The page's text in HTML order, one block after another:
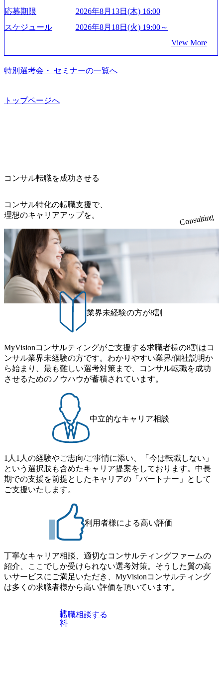
流工程、先端技術を学べる環境 【コンサルファーム経験
者】 ・専門領域に軸足を置きながら、他領域にもチャレン
ジできる環境 ・タイトルアップでのオファー ・現職ファー
ムより高いオファー年収 ・実力主義でプロモーションでき
る（ダブルスキップもあり） ・週に1度のアサインｍｔｇで
こまめに社員のキャリアについて検討してもらえる。結
果、なりたいキャリアを反映できるｐｊにアサインしても
るため、エンジニアの視点からも協業しクライアントへ価
keto_kajita/)） 多様なメンバー、多様なプロジェクトによる
も関わらず、外資系戦略コンサルティングファームや総合
系コンサルティングファームをはじめ、メーカー、ITベン
チャー、外資系金融機関など多彩な出自で構成されてお
り、常に刺激を受けながらプロジェクトワークが可能 総合
コンサルティングファームの名の通り、全方位のクライア
ントに対して様々なプロジェクトが存在しており、手を上
げれば常に新しいテーマのチャレンジ機会を提供している
（ワンプール制） そのため、全体の離職率10％以下、未経
験3年未満の離職率は0％と驚異の定着率を誇る 大手ファー
ムと同水準以上の報酬制度であり、ファーム経験者の場合
は、転職時報酬アップが基本 強く「個人」の成⾧を重視す
るカルチャーであり、昇進に枠もなく、今ならReadyになれ
ば上がれる環境となっている 安定した経営環境の下、コン
できる 豊富な経験を持つコンサル経験者の場合は、自らチ
ームを立ち上げることが可能 裁量をもった営業活動、デリ
バリー活動ができる(スタートアップとの協業、新規ソリュ
ーションの開発 など) シンプレクスの顧客基盤、エンジニ
できる 2026年8月21日(金) 19:30〜21:30 (19:20開場) 2026年8
月12日(水) 16:00 ※参加状況によっては抽選とさせていただ
く可能性がございます。 このたび、ファーム経験者の方を
対象にした懇親会形式の採用イベント「サロンイベント」
を開催いたします。 カジュアルな場で現場社員と直接交流
できる機会ですので、ぜひご参加ください。 当日はXspear
Consulting代表取締役の早田とMDやその他現場社員が複数
名参加する予定です！ ●費用 : 無料 虎ノ門ヒルズ付近 ※詳
細な場所については参加者の方へ個別でご連絡いたしま
す。 コンサルファームにてマネージャー以上の職務を担当
度など】 独身寮：富山事業所の近くに、白風寮と青風寮の2
つの寮があり、以下の入居基準を満たす方が入居可能で
す。 ＜入居基準＞ ・満33歳までの独身者 ・自宅から勤務地
までの通勤総時間が2時間を超えること 住宅手当： 本社の
なるため、入居基準を満たす女性には住宅手当を支給しま
による引っ越し費用は、会社が負担します。 2026年8月18日
※顔出しは不要です。ご質問頂く際のみ、顔出ししていた
業界の情報を集めたい 働くイメージを具体的に知りたい M
&A業界にご興味がある方、転職を少しでもお考えの方はも
ちろん、情報収集をしたい方でも歓迎です。お気軽にご参
加ください。 当日は、質疑応答のお時間もご用意しており
ます。 是非、説明会にてお話できることを楽しみにしてお
ります。 説明会後にアンケート回答をお願いいたします。
オンライン(Google meets)
成⻑を遂げている。 現在コンサルティングファームでは外
資も含めて売上高TOP10にランクインしている。 主力事業
はITコンサルティング。幅広い業界の大企業を中心に、IT
支援している。 他方、インキュベーション事業を手掛けて
いるのも同社の特徴であり、 自社で新規事業開発も手掛け
つつ、複数社への出資～ハンズオン支援も行っている。 (参
ングファームや、Slerなどから優秀層が多数ジョイン。 http
ている。 <u>ワンプール制</u>を取っており、業界の枠に縛
り、<u>営業活動に工数を割かれることなくデリバリーに注
力可能</u> 従業員満足度を非常に重視しており、意にそぐ
わないプロジェクトにアサインされてしまった場合、半強
制的に別のプロジェクトに異動することが可能。その結
果、<u>退職率も10%程度</u>(他社平均は2～30%程度) 残業
時間は<u>平均30時間程度。</u>バリューが出ていないから
残業代をつけさせないといったことはしない DE&Iにおいて
は女性活用や外国人/高齢者/障碍者などさまざまなバックグ
ラウンドを持つメンバーの働く環境を整えている SDGsの推
進にも積極的で、プロボノ支援等を行っている 部活動も活
発で、多くのクラブが立ち上がっており、さまざまな役
職・所属・組織を超えて社員間のネットワーク形成・交流
の場となっている <u>教育・研修プログラムが非常に充実</
番組があり、新卒紹介、会社の七不思議紹介等、規模が大
きくなっていく中で社員同士のつながりを広げる取り組み
もしている 今後の成長戦略として海外展開を見据えてい
る。足元のグローバル案件割合は10%程度だが、英語が得
ンスも大きい。 代表インタビュー https://note.com/dirbato/n/n0
a040c36b128 Forbes JAPAN BrandVoice Studio 「使命はテクノ
ロジーで企業の可能性を引き出すこと。日本に求められるI
Tコンサルタントという伴走者」 https://forbesjapan.com/article
s/detail/67452 Forbes JAPAN BrandVoice Studio 「コンサル業
界におけるIT人材価値再興。Dirbatoの最前線パートナーが
切り開くテクノロジーの変革」 https://forbesjapan.com/articles/
preview/68657?preview=TAI1oir8Coe5Df3zuZhtd24YfH72/Zzdm
BTIEMOnWUWREjOFLO1IL1KPEi4dgCbb Forbes JAPAN Bra
ndVoice Studio 「求めるのは、競争と連帯 。IT特化の急成長
ファーム・Dirbatoの社員支援」 https://forbesjapan.com/articles/
detail/69848 MyViision企業インタビュー① https://my-vision.co.
jp/consulting-firm/dirbato/interview01 MyViision企業インタビュ
ー② https://my-vision.co.jp/consulting-firm/dirbato/interview02 20
26年8月18日(火) 19:00開始～最長20:00終了 2026年8月13日
(木) 16:00 当日はDirbatoの現役トップコンサルタントが業界
動向を踏まえ、コンサルティング市場の最新トレンドをお
伝えいたします。コンサルティング業界への転職を迷われ
ている方や情報収集を行いたい方のご参加も歓迎です。更
ンサルタントも登壇しますので、当社へ気になることや転
職後のご不安な事はその場でご質問いただけますので、ぜ
応募期限
2026年8月13日(木) 16:00
スケジュール
2026年8月18日(火) 19:00～
View More
特別選考会・ セミナーの一覧へ
トップページへ
コンサル転職を成功させる
コンサル特化の転職支援で、
理想のキャリアアップを。
Consulting
業界未経験の方が8割
MyVisionコンサルティングがご支援する求職者様の8割はコ
ンサル業界未経験の方です。わかりやすい業界/個社説明か
ら始まり、最も難しい選考対策まで、コンサル転職を成功
させるためのノウハウが蓄積されています。
中立的なキャリア相談
1人1人の経験やご志向/ご事情に添い、「今は転職しない」
という選択肢も含めたキャリア提案をしております。中長
期での支援を前提としたキャリアの「パートナー」として
ご支援いたします。
利用者様による高い評価
丁寧なキャリア相談、適切なコンサルティングファームの
紹介、ここでしか受けられない選考対策。そうした質の高
いサービスにご満足いただき、MyVisionコンサルティング
は多くの求職者様から高い評価を頂いています。
無
料
転職相談する